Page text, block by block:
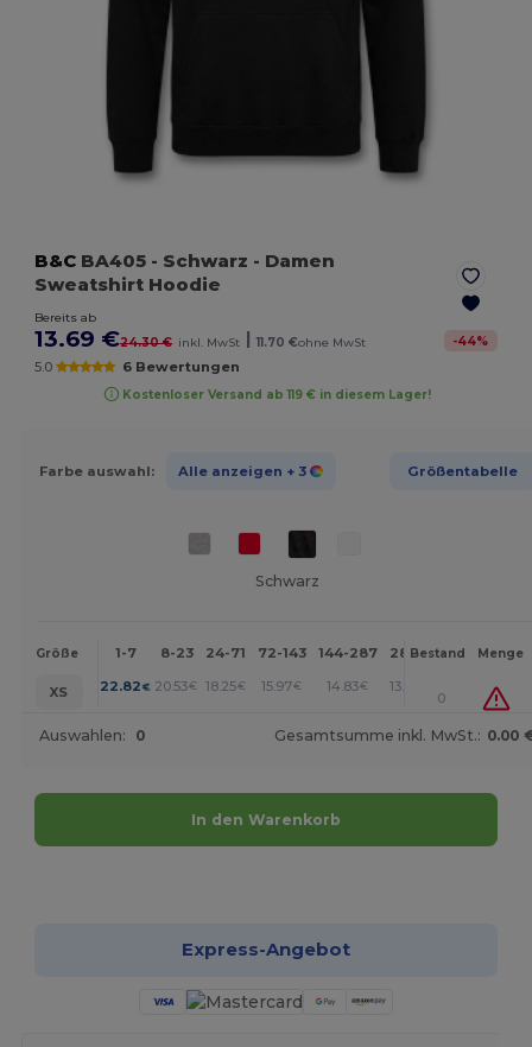
B&C BA405 - Schwarz - Damen
Sweatshirt Hoodie
Bereits ab
13.69 €24.30 € inkl. MwSt | 11.70 €ohne MwSt -44%
5.0 6 Bewertungen
Kostenloser Versand ab 119 € in diesem Lager!
Farbe auswahl: Alle anzeigen + 3 Größentabelle
Schwarz
Größe 1-7 8-23 24-71 72-143 144-287 288 + Mehr
Bestand Menge
XS 22.82 € 20.53€ 18.25€ 15.97€ 14.83€ 13.69
0
Auswahlen: 0 Gesamtsumme inkl. MwSt.: 0.00
In den Warenkorb
Express-Angebot